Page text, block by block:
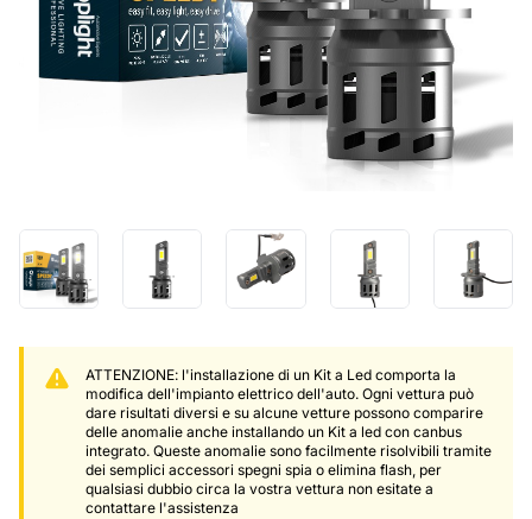
ATTENZIONE: l'installazione di un Kit a Led comporta la
modifica dell'impianto elettrico dell'auto. Ogni vettura può
dare risultati diversi e su alcune vetture possono comparire
delle anomalie anche installando un Kit a led con canbus
integrato. Queste anomalie sono facilmente risolvibili tramite
dei semplici accessori spegni spia o elimina flash, per
qualsiasi dubbio circa la vostra vettura non esitate a
contattare l'assistenza